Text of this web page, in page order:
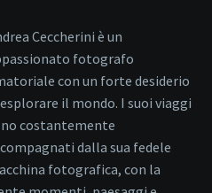
Ceccherini è un
fotografo
con un forte desiderio
il mondo. I suoi viaggi
costantemente
dalla sua fedele
fotografica, con la